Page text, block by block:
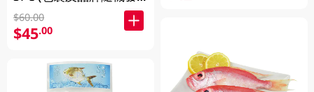
放)
$60.00
$45.00